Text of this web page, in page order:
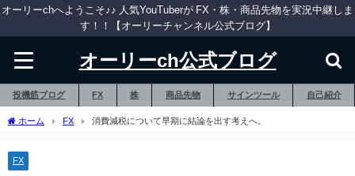
オーリーchへようこそ♪♪ 人気YouTuberが FX・株・商品先物を実況中継しま
す！！【オーリーチャンネル公式ブログ】
オーリーch公式ブログ
投機筋ブログ FX 株 商品先物 サインツール 自己紹介
ホーム FX 消費減税について早期に結論を出す考えへ。
FX